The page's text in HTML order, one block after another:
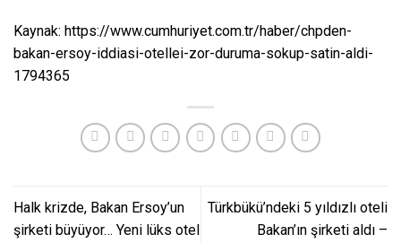
Kaynak: https://www.cumhuriyet.com.tr/haber/chpden-
bakan-ersoy-iddiasi-otellei-zor-duruma-sokup-satin-aldi-
1794365
Halk krizde, Bakan Ersoy’un
şirketi büyüyor… Yeni lüks otel
Türkbükü’ndeki 5 yıldızlı oteli
Bakan’ın şirketi aldı –